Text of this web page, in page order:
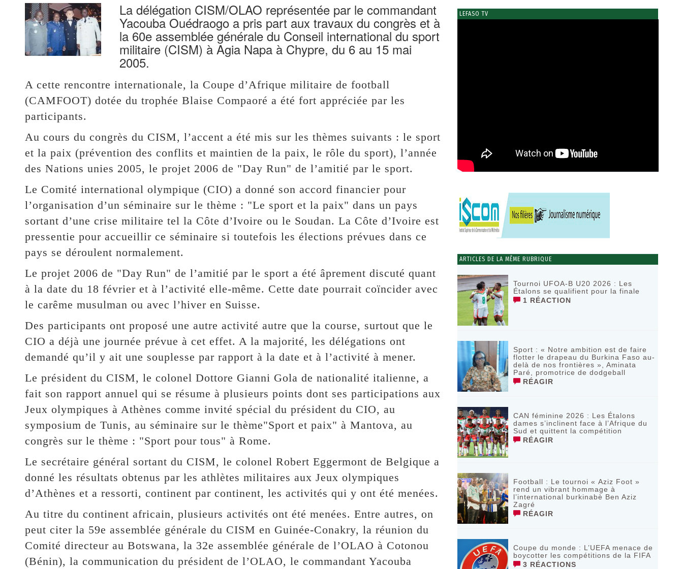
La délégation CISM/OLAO représentée par le commandant
Yacouba Ouédraogo a pris part aux travaux du congrès et à
la 60e assemblée générale du Conseil international du sport
militaire (CISM) à Agia Napa à Chypre, du 6 au 15 mai
2005.
A cette rencontre internationale, la Coupe d’Afrique militaire de football
(CAMFOOT) dotée du trophée Blaise Compaoré a été fort appréciée par les
participants.
Au cours du congrès du CISM, l’accent a été mis sur les thèmes suivants : le sport
et la paix (prévention des conflits et maintien de la paix, le rôle du sport), l’année
des Nations unies 2005, le projet 2006 de "Day Run" de l’amitié par le sport.
Le Comité international olympique (CIO) a donné son accord financier pour
l’organisation d’un séminaire sur le thème : "Le sport et la paix" dans un pays
sortant d’une crise militaire tel la Côte d’Ivoire ou le Soudan. La Côte d’Ivoire est
pressentie pour accueillir ce séminaire si toutefois les élections prévues dans ce
pays se déroulent normalement.
Le projet 2006 de "Day Run" de l’amitié par le sport a été âprement discuté quant
à la date du 18 février et à l’activité elle-même. Cette date pourrait coïncider avec
le carême musulman ou avec l’hiver en Suisse.
Des participants ont proposé une autre activité autre que la course, surtout que le
CIO a déjà une journée prévue à cet effet. A la majorité, les délégations ont
demandé qu’il y ait une souplesse par rapport à la date et à l’activité à mener.
Le président du CISM, le colonel Dottore Gianni Gola de nationalité italienne, a
fait son rapport annuel qui se résume à plusieurs points dont ses participations aux
Jeux olympiques à Athènes comme invité spécial du président du CIO, au
symposium de Tunis, au séminaire sur le thème"Sport et paix" à Mantova, au
congrès sur le thème : "Sport pour tous" à Rome.
Le secrétaire général sortant du CISM, le colonel Robert Eggermont de Belgique a
donné les résultats obtenus par les athlètes militaires aux Jeux olympiques
d’Athènes et a ressorti, continent par continent, les activités qui y ont été menées.
Au titre du continent africain, plusieurs activités ont été menées. Entre autres, on
peut citer la 59e assemblée générale du CISM en Guinée-Conakry, la réunion du
Comité directeur au Botswana, la 32e assemblée générale de l’OLAO à Cotonou
(Bénin), la communication du président de l’OLAO, le commandant Yacouba
LEFASO TV
ARTICLES DE LA MÊME RUBRIQUE
Tournoi UFOA-B U20 2026 : Les
Étalons se qualifient pour la finale
1 RÉACTION
Sport : « Notre ambition est de faire
flotter le drapeau du Burkina Faso au-
delà de nos frontières », Aminata
Paré, promotrice de dodgeball
RÉAGIR
CAN féminine 2026 : Les Étalons
dames s’inclinent face à l’Afrique du
Sud et quittent la compétition
RÉAGIR
Football : Le tournoi « Aziz Foot »
rend un vibrant hommage à
l’international burkinabè Ben Aziz
Zagré
RÉAGIR
Coupe du monde : L’UEFA menace de
boycotter les compétitions de la FIFA
3 RÉACTIONS